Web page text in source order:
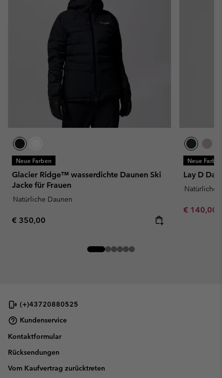
Neue Farben
Glacier Ridge™ wasserdichte Daunen Ski
Jacke für Frauen
Natürliche Daunen
Regular price:
€ 350,00
Neue
Lay D
Natürliche
Minimum
€ 140,00
(+)43720880525
Kundenservice
Kontaktformular
Rücksendungen
Vom Kaufvertrag zurücktreten